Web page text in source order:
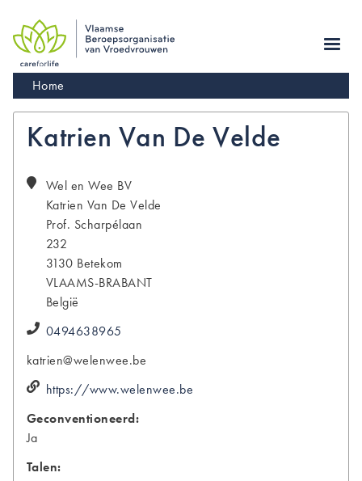
main
navigation
Kruimelpad
Home
Katrien Van De Velde
Wel en Wee BV
Katrien Van De Velde
Prof. Scharpélaan
232
3130 Betekom
VLAAMS-BRABANT
België
0494638965
katrien@welenwee.be
https://www.welenwee.be
Geconventioneerd:
Ja
Talen: